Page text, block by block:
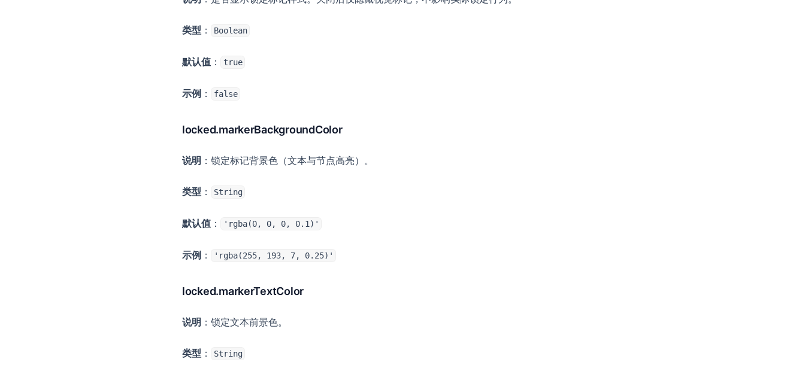
类型 ： Boolean
默认值 ： true
示例 ： false
locked.markerBackgroundColor
说明 ：锁定标记背景色（文本与节点高亮）。
类型 ： String
默认值 ： 'rgba(0, 0, 0, 0.1)'
示例 ： 'rgba(255, 193, 7, 0.25)'
locked.markerTextColor
说明 ：锁定文本前景色。
类型 ： String